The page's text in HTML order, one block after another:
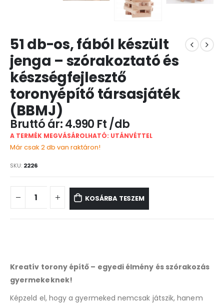
51 db-os, fából készült
jenga – szórakoztató és
készségfejlesztő
toronyépítő társasjáték
(BBMJ)
4.990 Ft
A TERMÉK MEGVÁSÁROLHATÓ: UTÁNVÉTTEL
Már csak 2 db van raktáron!
SKU: 2226
KOSÁRBA TESZEM
Kreatív torony építő – egyedi élmény és szórakozás
gyermekeknek!
Képzeld el, hogy a gyermeked nemcsak játszik, hanem